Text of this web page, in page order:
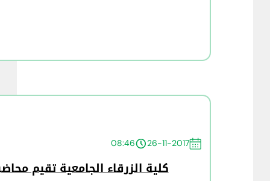
26-11-2017
08:46
كلية الزرقاء الجامعية تقيم